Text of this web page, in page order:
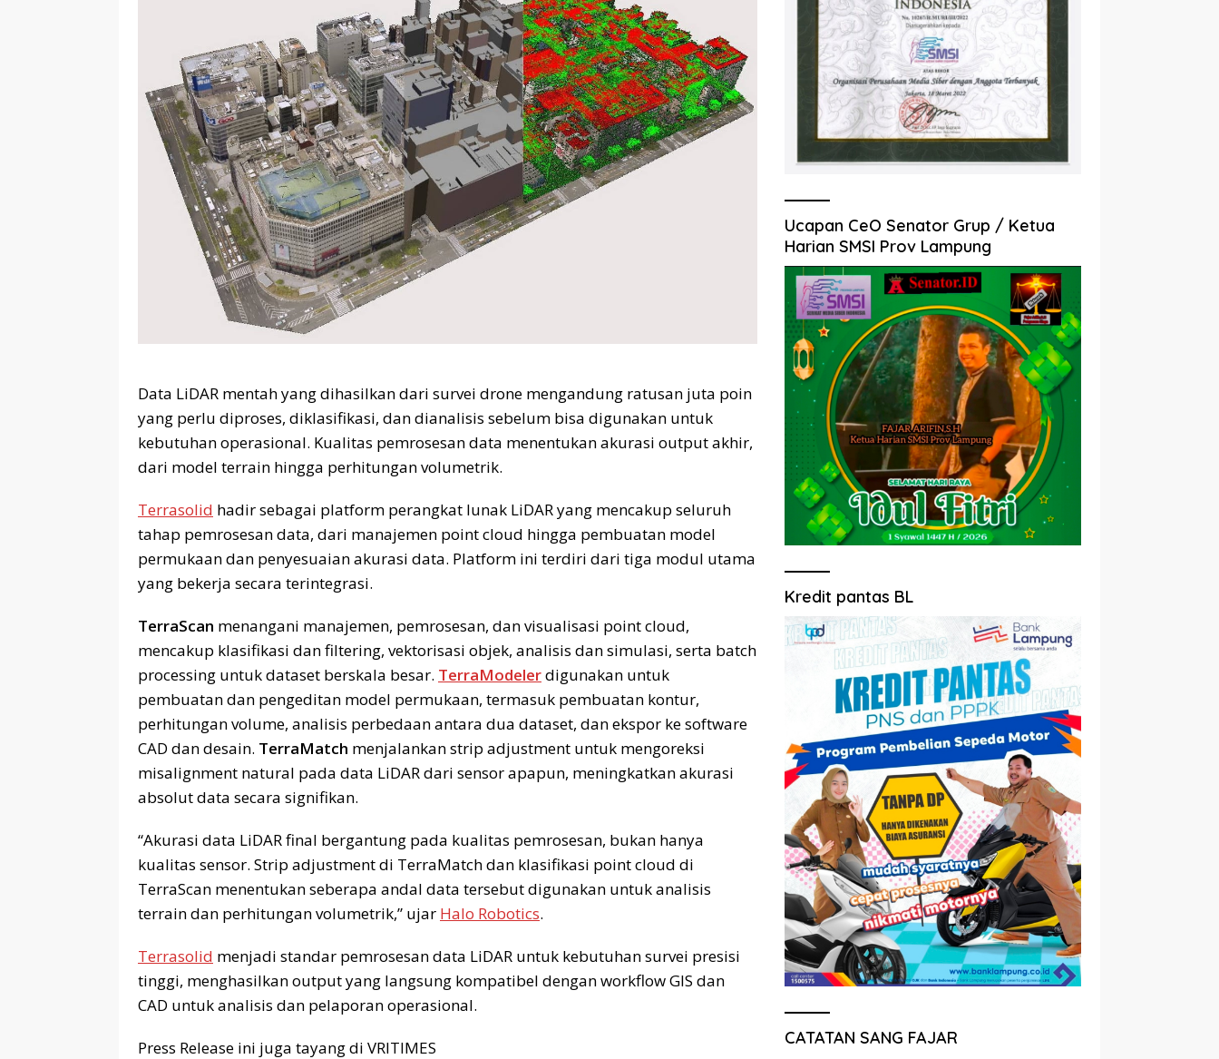
Data LiDAR mentah yang dihasilkan dari survei drone mengandung ratusan juta poin
yang perlu diproses, diklasifikasi, dan dianalisis sebelum bisa digunakan untuk
kebutuhan operasional. Kualitas pemrosesan data menentukan akurasi output akhir,
dari model terrain hingga perhitungan volumetrik.
Terrasolid hadir sebagai platform perangkat lunak LiDAR yang mencakup seluruh
tahap pemrosesan data, dari manajemen point cloud hingga pembuatan model
permukaan dan penyesuaian akurasi data. Platform ini terdiri dari tiga modul utama
yang bekerja secara terintegrasi.
TerraScan menangani manajemen, pemrosesan, dan visualisasi point cloud,
mencakup klasifikasi dan filtering, vektorisasi objek, analisis dan simulasi, serta batch
processing untuk dataset berskala besar. TerraModelerdigunakan untuk
pembuatan dan pengeditan model permukaan, termasuk pembuatan kontur,
perhitungan volume, analisis perbedaan antara dua dataset, dan ekspor ke software
CAD dan desain. TerraMatch menjalankan strip adjustment untuk mengoreksi
misalignment natural pada data LiDAR dari sensor apapun, meningkatkan akurasi
absolut data secara signifikan.
“Akurasi data LiDAR final bergantung pada kualitas pemrosesan, bukan hanya
kualitas sensor. Strip adjustment di TerraMatch dan klasifikasi point cloud di
TerraScan menentukan seberapa andal data tersebut digunakan untuk analisis
terrain dan perhitungan volumetrik,” ujar Halo Robotics.
Terrasolid menjadi standar pemrosesan data LiDAR untuk kebutuhan survei presisi
tinggi, menghasilkan output yang langsung kompatibel dengan workflow GIS dan
CAD untuk analisis dan pelaporan operasional.
Press Release ini juga tayang di VRITIMES
Ucapan CeO Senator Grup / Ketua
Harian SMSI Prov Lampung
Kredit pantas BL
CATATAN SANG FAJAR